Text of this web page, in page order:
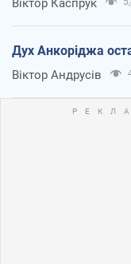
Віктор Каспрук
Дух Анкоріджа
Віктор Андрусів